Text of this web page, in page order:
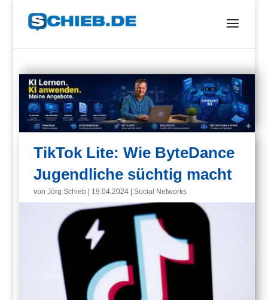
TikTok Lite: Wie ByteDance
Jugendliche süchtig macht
vonJörg Schieb 19.04.2024 |Social Networks